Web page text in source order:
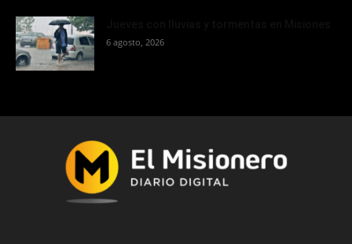
6 agosto, 2026